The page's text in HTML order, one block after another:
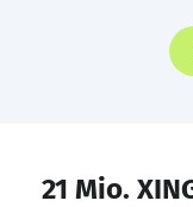
21 Mio.